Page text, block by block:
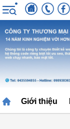
Giới thiệu